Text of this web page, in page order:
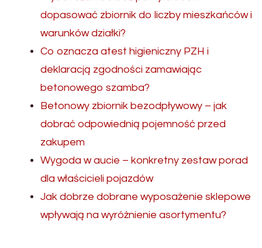
dopasować zbiornik do liczby mieszkańców i
warunków działki?
Co oznacza atest higieniczny PZH i
deklaracją zgodności zamawiając
betonowego szamba?
Betonowy zbiornik bezodpływowy – jak
dobrać odpowiednią pojemność przed
zakupem
Wygoda w aucie – konkretny zestaw porad
dla właścicieli pojazdów
Jak dobrze dobrane wyposażenie sklepowe
wpływają na wyróżnienie asortymentu?